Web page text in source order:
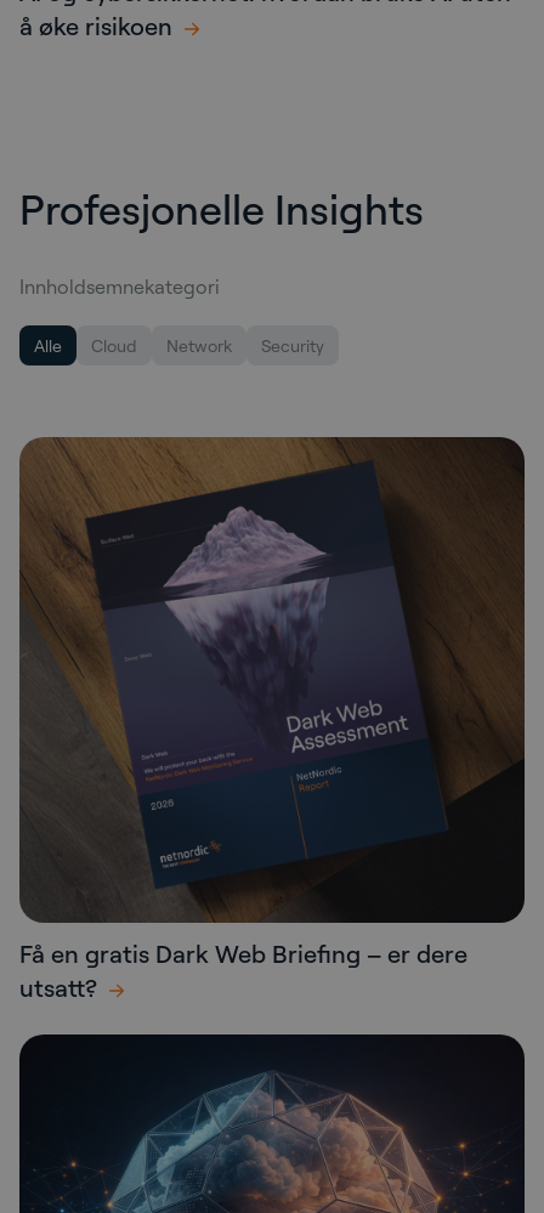
å øke risikoen
Profesjonelle Insights
Innholdsemnekategori
Alle Cloud Network Security
Få en gratis Dark Web Briefing – er dere
utsatt?